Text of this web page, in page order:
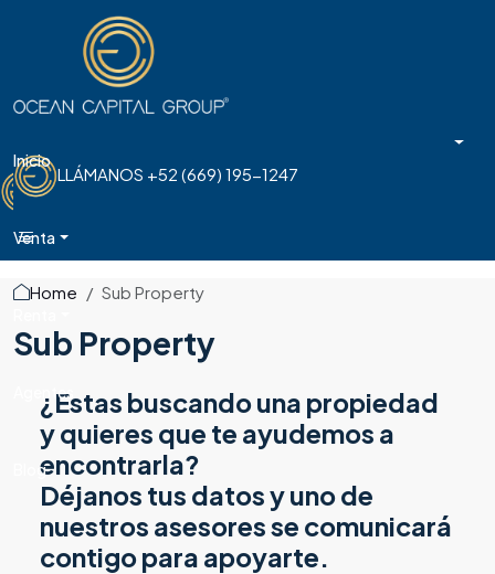
LLÁMANOS +52 (669) 195-1247
Inicio
Venta
Agentes
Blog
LLÁMANOS
Home Sub Property
Sub Property
¿Estas buscando una propiedad
y quieres que te ayudemos a
encontrarla?
Déjanos tus datos y uno de
nuestros asesores se comunicará
contigo para apoyarte.